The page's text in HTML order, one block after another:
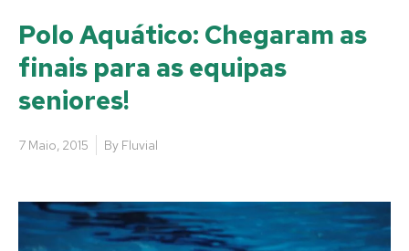
Polo Aquático: Chegaram as
finais para as equipas
seniores!
7 Maio, 2015 By Fluvial